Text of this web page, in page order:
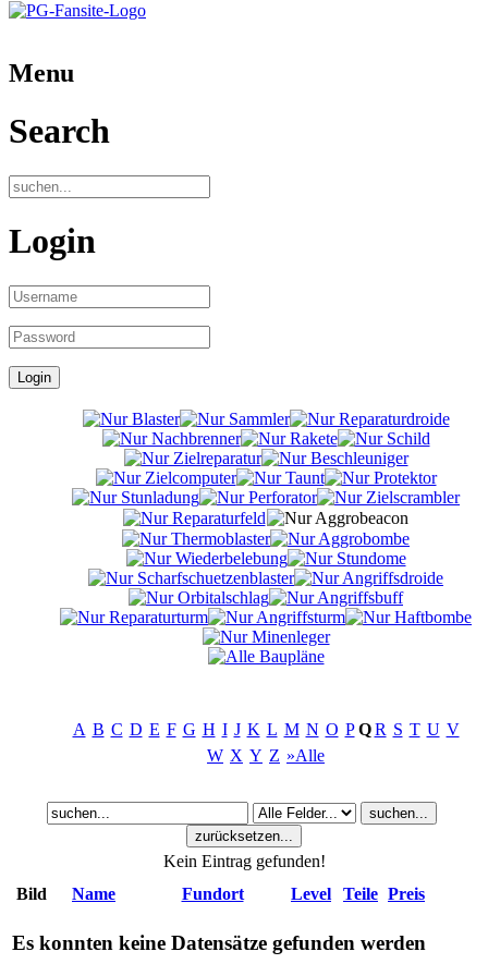
Menu
Search
Login
A B C D E F G H I J K L M N O P Q R S T U V
W X Y Z »Alle
Kein Eintrag gefunden!
Bild
Name Fundort Level Teile Preis
Es konnten keine Datensätze gefunden werden